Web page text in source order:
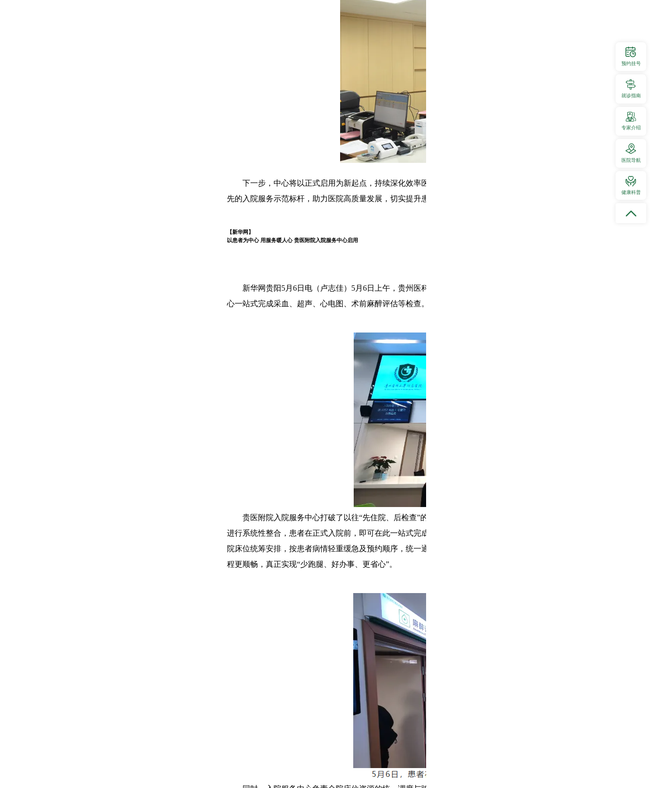
下一步，中心将以正式启用为新起点，持续深化效率医疗理念，不断优化服务流程、提升服务品质，以更高效、更便捷
先的入院服务示范标杆，助力医院高质量发展，切实提升患者就医获得感与满意度。（图/文 贵州医科大学附属医院）
【新华网】
以患者为中心 用服务暖人心 贵医附院入院服务中心启用
新华网贵阳5月6日电（卢志佳）5月6日上午，贵州医科大学附属医院入院服务中心正式启用，这是贵州省内首家一站式
心一站式完成采血、超声、心电图、术前麻醉评估等检查。
贵医附院入院服务中心打破了以往“先住院、后检查”的传统模式，将患者入院前的全部准备工作前置集中完成：把原本
进行系统性整合，患者在正式入院前，即可在此一站式完成采血、超声、心电图、术前麻醉评估等检查。待检查结果出具并
院床位统筹安排，按患者病情轻重缓急及预约顺序，统一通知患者入院。这一改变，让患者告别了以往为完成检查在院内四
程更顺畅，真正实现“少跑腿、好办事、更省心”。
预约挂号
就诊指南
专家介绍
医院导航
健康科普